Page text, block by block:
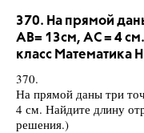
370. На прямой
АВ= 13см, АС = 4
класс Математика
370.
На прямой даны три
4 см. Найдите длину
решения.)